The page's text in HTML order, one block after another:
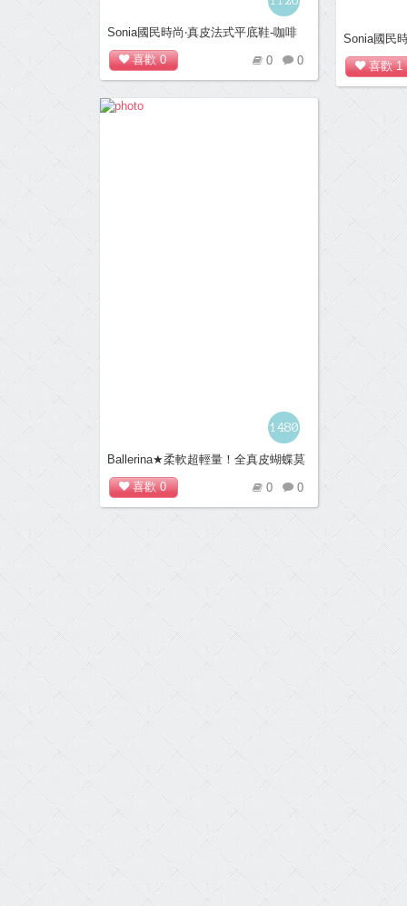
Sonia國民時尚‧真皮法式平底鞋-咖啡
喜歡0 0
0
Sonia國民
喜歡1
1480
Ballerina★柔軟超輕量！全真皮蝴蝶莫
卡辛S型豆豆鞋(綠)
喜歡0 0
0